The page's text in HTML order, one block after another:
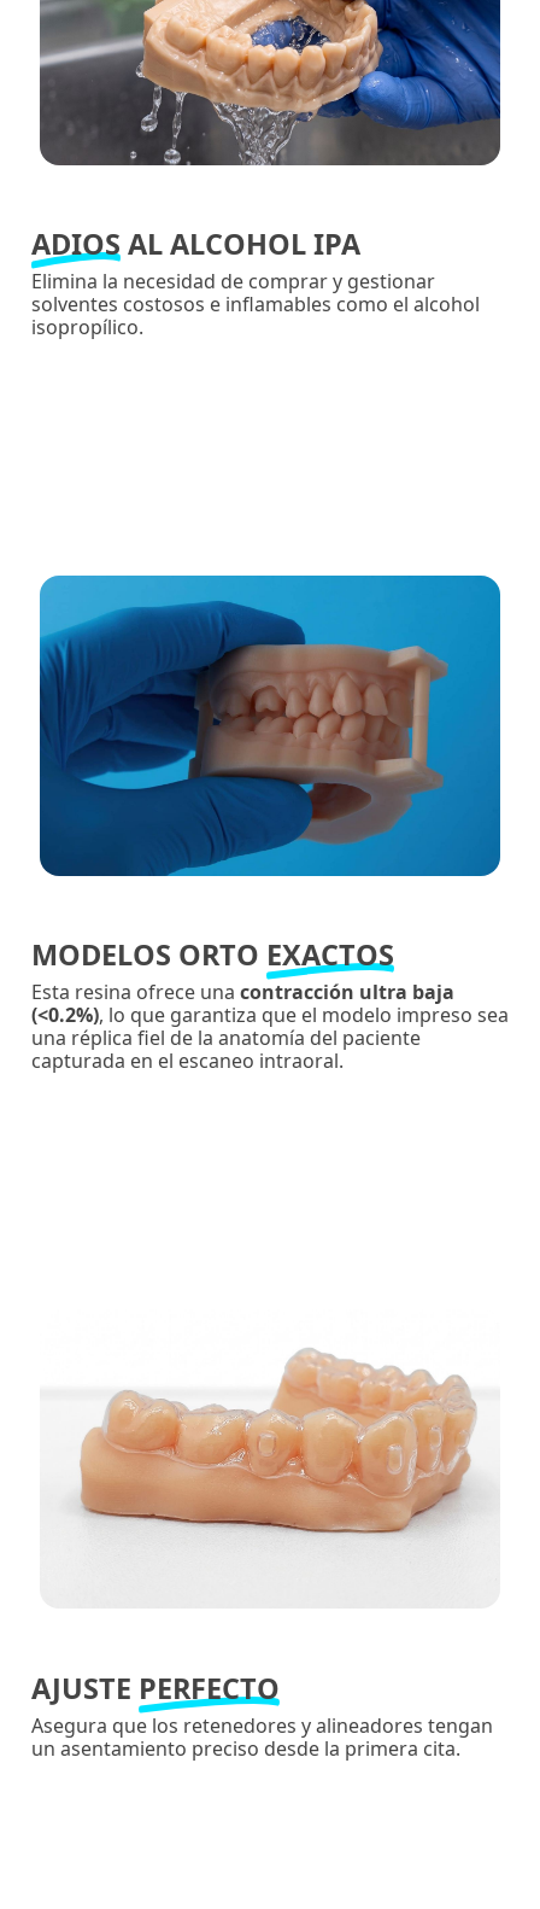
ADIOSAL ALCOHOL IPA
Elimina la necesidad de comprar y gestionar
solventes costosos e inflamables como el alcohol
isopropílico.
MODELOS ORTO EXACTOS
Esta resina ofrece una contracción ultra baja
(<0.2%), lo que garantiza que el modelo impreso sea
una réplica fiel de la anatomía del paciente
capturada en el escaneo intraoral.
AJUSTE PERFECTO
Asegura que los retenedores y alineadores tengan
un asentamiento preciso desde la primera cita.